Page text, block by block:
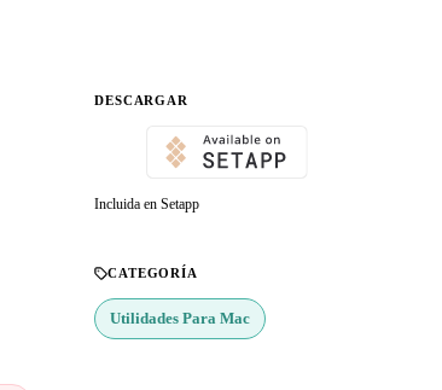
DESCARGAR
Incluida en Setapp
CATEGORÍA
Utilidades Para Mac